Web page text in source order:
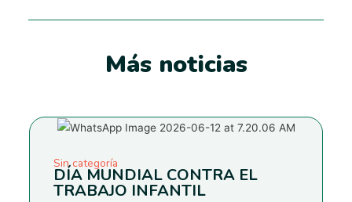
Más noticias
Sin categoría
DÍA MUNDIAL CONTRA EL
TRABAJO INFANTIL